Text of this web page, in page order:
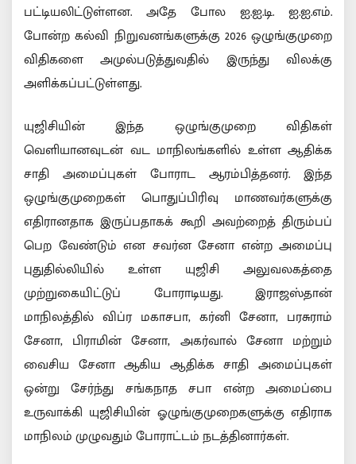
பட்டியலிட்டுள்ளன. அதே போல ஐ.ஐ.டி. ஐ.ஐ.எம்.
போன்ற கல்வி நிறுவனங்களுக்கு 2026 ஒழுங்குமுறை
விதிகளை அமுல்படுத்துவதில் இருந்து விலக்கு
அளிக்கப்பட்டுள்ளது.
யுஜிசியின் இந்த ஒழுங்குமுறை விதிகள்
வெளியானவுடன் வட மாநிலங்களில் உள்ள ஆதிக்க
சாதி அமைப்புகள் போராட ஆரம்பித்தனர். இந்த
ஒழுங்குமுறைகள் பொதுப்பிரிவு மாணவர்களுக்கு
எதிரானதாக இருப்பதாகக் கூறி அவற்றைத் திரும்பப்
பெற வேண்டும் என சவர்ன சேனா என்ற அமைப்பு
புதுதில்லியில் உள்ள யுஜிசி அலுவலகத்தை
முற்றுகையிட்டுப் போராடியது. இராஜஸ்தான்
மாநிலத்தில் விப்ர மகாசபா, கர்னி சேனா, பரசுராம்
சேனா, பிராமின் சேனா, அகர்வால் சேனா மற்றும்
வைசிய சேனா ஆகிய ஆதிக்க சாதி அமைப்புகள்
ஒன்று சேர்ந்து சங்கநாத சபா என்ற அமைப்பை
உருவாக்கி யுஜிசியின் ஓழுங்குமுறைகளுக்கு எதிராக
மாநிலம் முழுவதும் போராட்டம் நடத்தினார்கள்.